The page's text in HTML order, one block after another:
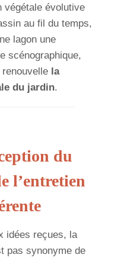
végétale évolutive
au fil du temps,
lagon une
scénographique,
la
du jardin.
du
l’entretien
idées reçues, la
pas synonyme de